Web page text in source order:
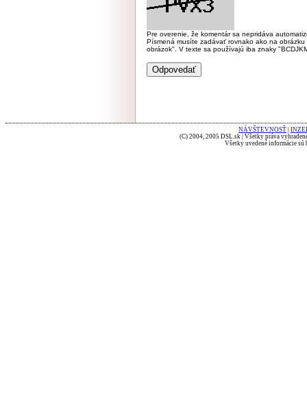
Pre overenie, že komentár sa nepridáva
Písmená musíte zadávať rovnako ako na
obrázok". V texte sa používajú iba znaky
NÁVŠTEVNOSŤ
(C) 2004, 2005 DSL.sk | Všetky práva
Všetky uvedené informácie sú